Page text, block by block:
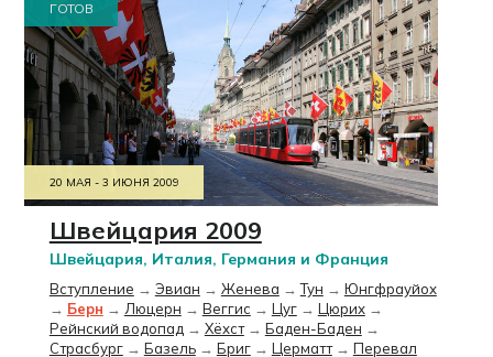
20 МАЯ - 3 ИЮНЯ 2009
ГОТОВ
Швейцария 2009
Швейцария, Италия, Германия и Франция
Вступление → Эвиан → Женева →Тун → Юнгфрауйох
→ Берн → Люцерн → Веггис → Цуг→ Цюрих→
Рейнский водопад → Хёхст→ Баден-Баден →
Страсбург→ Базель→ Бриг→ Церматт→ Перевал